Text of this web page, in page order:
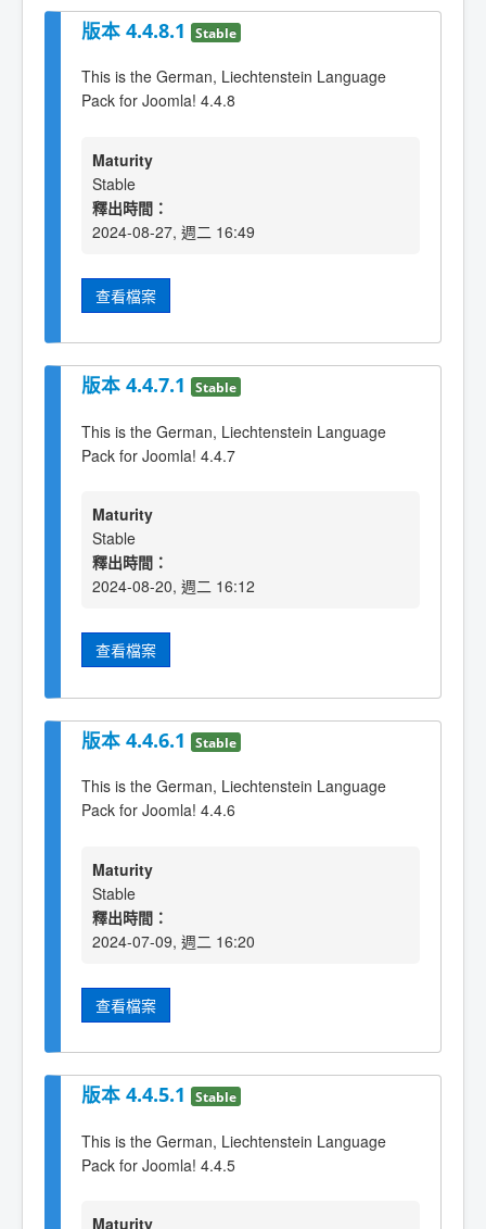
版本 4.4.8.1 Stable
This is the German, Liechtenstein Language
Pack for Joomla! 4.4.8
Maturity
Stable
釋出時間：
2024-08-27, 週二 16:49
查看檔案
版本 4.4.7.1 Stable
This is the German, Liechtenstein Language
Pack for Joomla! 4.4.7
Maturity
Stable
釋出時間：
2024-08-20, 週二 16:12
查看檔案
版本 4.4.6.1 Stable
This is the German, Liechtenstein Language
Pack for Joomla! 4.4.6
Maturity
Stable
釋出時間：
2024-07-09, 週二 16:20
查看檔案
版本 4.4.5.1 Stable
This is the German, Liechtenstein Language
Pack for Joomla! 4.4.5
Maturity